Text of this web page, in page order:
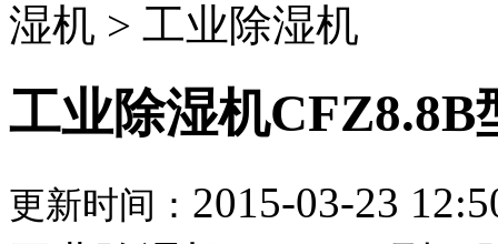
湿机 > 工业除湿机
工业除湿机CFZ8.8B
更新时间： 2015-03-23